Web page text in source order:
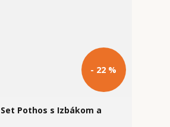
- 22 %
Set Pothos s Izbákom a